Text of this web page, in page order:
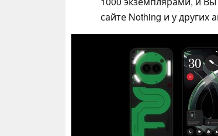
сайте Nothing и у